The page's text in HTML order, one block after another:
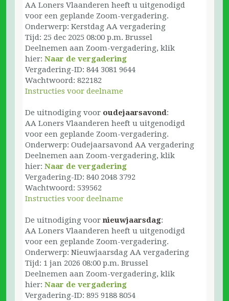
AA Loners Vlaanderen heeft u uitgenodigd
voor een geplande Zoom-vergadering.
Onderwerp: Kerstdag AA vergadering
Tijd: 25 dec 2025 08:00 p.m. Brussel
Deelnemen aan Zoom-vergadering, klik
hier: Naar de vergadering
Vergadering-ID: 844 3081 9644
Wachtwoord: 822182
Instructies voor deelname
De uitnodiging voor oudejaarsavond:
AA Loners Vlaanderen heeft u uitgenodigd
voor een geplande Zoom-vergadering.
Onderwerp: Oudejaarsavond AA vergadering
Deelnemen aan Zoom-vergadering, klik
hier: Naar de vergadering
Vergadering-ID: 840 2048 3792
Wachtwoord: 539562
Instructies voor deelname
De uitnodiging voornieuwjaarsdag:
AA Loners Vlaanderen heeft u uitgenodigd
voor een geplande Zoom-vergadering.
Onderwerp: Nieuwjaarsdag AA vergadering
Tijd: 1 jan 2026 08:00 p.m. Brussel
Deelnemen aan Zoom-vergadering, klik
hier: Naar de vergadering
Vergadering-ID: 895 9188 8054